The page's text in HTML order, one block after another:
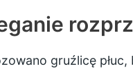
gruźlicę